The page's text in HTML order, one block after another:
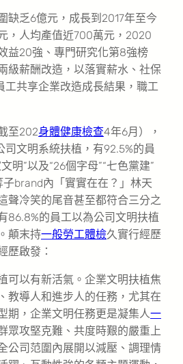
缺乏6億元，成長到2017年至今
，人均產值近700萬元，2020
益20強、專門研究化第8強榜
級薪酬改造，以落實薪水、社保
工共享企業改造成長結果，職工
至202身體健康檢查4年6月），
司文明系統扶植，有92.5%的員
明”以及“26個字母”“七色黨建”
子brand內「實實在在？」林天
聲冷笑的尾音甚至都符合三分之
86.8%的員工以為公司文明扶植
顛末持一般勞工體檢久實行經歷
歷啟發：
可以有新活氣。企業文明扶植焦
教導人和進步人的任務，尤其在
期，企業文明任務更是凝集人一
眾攻堅克難、共度時艱的嚴重上
公司范圍內展開以減壓、調理情